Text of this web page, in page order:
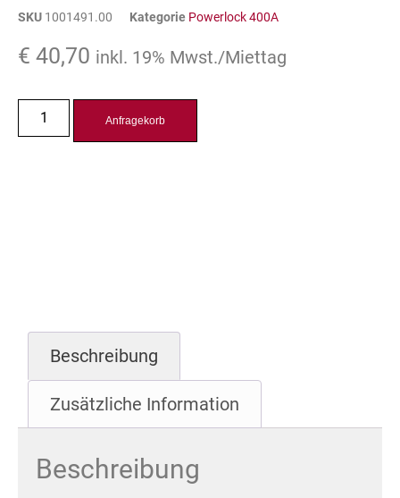
SKU 1001491.00 Kategorie Powerlock 400A
€ 40,70 inkl. 19% Mwst./Miettag
Anfragekorb
Beschreibung
Zusätzliche Information
Beschreibung